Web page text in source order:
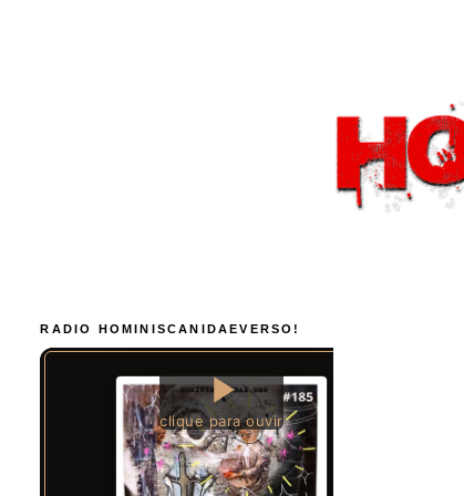
RADIO HOMINISCANIDAEVERSO!